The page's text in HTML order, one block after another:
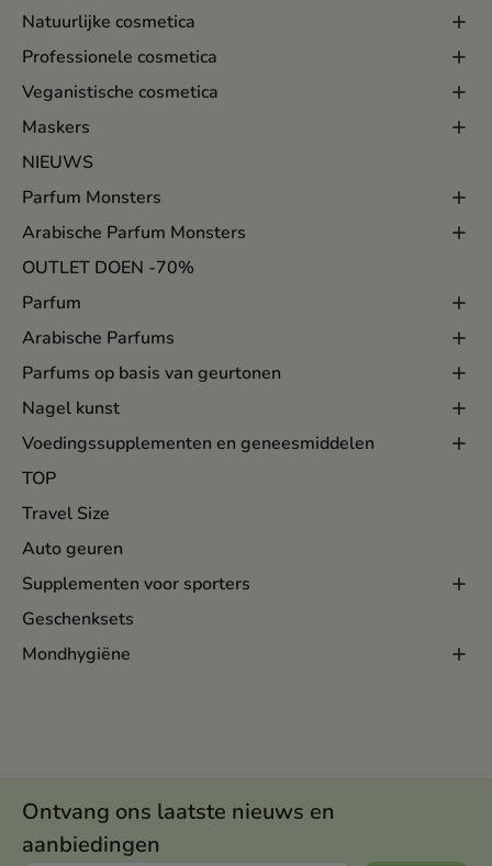
Natuurlijke cosmetica
Professionele cosmetica
Veganistische cosmetica
Maskers
NIEUWS
Parfum Monsters
Arabische Parfum Monsters
OUTLET DOEN -70%
Parfum
Arabische Parfums
Parfums op basis van geurtonen
Nagel kunst
Voedingssupplementen en geneesmiddelen
TOP
Travel Size
Auto geuren
Supplementen voor sporters
Geschenksets
Mondhygiëne
Ontvang ons laatste nieuws en
aanbiedingen